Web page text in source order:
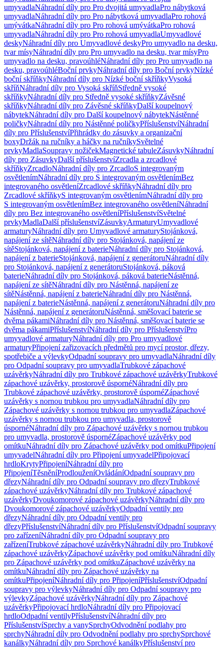
umyvadlaNáhradní díly pro Pro dvojitá umyvadlaPro nábytková
umyvadlaNáhradní díly pro Pro nábytková umyvadlaPro rohová
umývátkaNáhradní díly pro Pro rohová umývátkaPro rohová
umyvadlaNáhradní díly pro Pro rohová umyvadlaUmyvadlové
deskyNáhradní díly pro Umyvadlové deskyPro umyvadlo na desku,
tvar mísyNáhradní díly pro Pro umyvadlo na desku, tvar mísyPro
umyvadlo na desku, pravoúhléNáhradní díly pro Pro umyvadlo na
desku, pravoúhléBoční prvkyNáhradní díly pro Boční prvkyNízké
boční skříňkyNáhradní díly pro Nízké boční skříňkyVysoká
skříňNáhradní díly pro Vysoká skříňStředně vysoké
skříňkyNáhradní díly pro Středně vysoké skříňkyZávěsné
skříňkyNáhradní díly pro Závěsné skříňkyDalší koupelnový
nábytekNáhradní díly pro Další koupelnový nábytekNástěnné
poličkyNáhradní díly pro Nástěnné poličkyPříslušenstvíNáhradní
díly pro PříslušenstvíPřihrádky do zásuvky a organizační
boxyDržák na ručníky a háčky na ručníkySvětelné
prvkyMadlaSoupravy nožičekMagnetické tabuleZásuvkyNáhradní
díly pro ZásuvkyDalší příslušenstvíZrcadla a zrcadlové
skříňkyZrcadloNáhradní díly pro ZrcadloS integrovaným
osvětlenímNáhradní díly pro S integrovaným osvětlenímBez
integrovaného osvětleníZrcadlové skříňkyNáhradní díly pro
Zrcadlové skříňkyS integrovaným osvětlenímNáhradní díly pro
S integrovaným osvětlenímBez integrovaného osvětleníNáhradní
díly pro Bez integrovaného osvětleníPříslušenstvíSvětelné
prvkyMadlaDalší příslušenstvíZásuvkyArmaturyUmyvadlové
armaturyNáhradní díly pro Umyvadlové armaturyStojánková,
napájení ze sítěNáhradní díly pro Stojánková, napájení ze
sítěStojánková, napájení z baterieNáhradní díly pro Stojánková,
napájení z baterieStojánková, napájení z generátoruNáhradní díly
pro Stojánková, napájení z generátoruStojánková, páková
baterieNáhradní díly pro Stojánková, páková baterieNástěnná,
napájení ze sítěNáhradní díly pro Nástěnná, napájení ze
sítěNástěnná, napájení z baterieNáhradní díly pro Nástěnná,
napájení z baterieNástěnná, napájení z generátoruNáhradní díly pro
Nástěnná, napájení z generátoruNástěnná, směšovací baterie se
dvěma pákamiNáhradní díly pro Nástěnná, směšovací baterie se
dvěma pákamiPříslušenstvíNáhradní díly pro PříslušenstvíPro
umyvadlové armaturyNáhradní díly pro Pro umyvadlové
armaturyPřipojení zařizovacích předmětů pro mycí prostor, dřezy,
spotřebiče a výlevkyOdpadní soupravy pro umyvadlaNáhradní díly
pro Odpadní soupravy pro umyvadlaTrubkové zápachové
uzávěrkyNáhradní díly pro Trubkové zápachové uzávěrkyTrubkové
zápachové uzávěrky, prostorově úspornéNáhradní díly pro
Trubkové zápachové uzávěrky, prostorově úspornéZápachové
uzávěrky s nornou trubkou pro umyvadlaNáhradní díly pro
Zápachové uzávěrky s nornou trubkou pro umyvadlaZápachové
uzávěrky s nornou trubkou pro umyvadla, prostorově
úspornéNáhradní díly pro Zápachové uzávěrky s nornou trubkou
pro umyvadla, prostorově úspornéZápachové uzávěrky pod
omítkuNáhradní díly pro Zápachové uzávěrky pod omítkuPřipojení
umyvadelNáhradní díly pro Připojení umyvadelPřipojovací
hrdloKrytyPřipojeníNáhradní díly pro
PřipojeníTěsněníProdlouženíOvládáníOdpadní soupravy pro
dřezyNáhradní díly pro Odpadní soupravy pro dřezyTrubkové
zápachové uzávěrkyNáhradní díly pro Trubkové zápachové
uzávěrkyDvoukomorové zápachové uzávěrkyNáhradní díly pro
Dvoukomorové zápachové uzávěrkyOdpadní ventily pro
dřezyNáhradní díly pro Odpadní ventily pro
dřezyPříslušenstvíNáhradní díly pro PříslušenstvíOdpadní soupravy
pro zařízeníNáhradní díly pro Odpadní soupravy pro
zařízeníTrubkové zápachové uzávěrkyNáhradní díly pro Trubkové
zápachové uzávěrkyZápachové uzávěrky pod omítkuNáhradní díly
pro Zápachové uzávěrky pod omítkuZápachové uzávěrky na
omítkuNáhradní díly pro Zápachové uzávěrky na
omítkuPřipojeníNáhradní díly pro PřipojeníPříslušenstvíOdpadní
soupravy pro výlevkyNáhradní díly pro Odpadní soupravy pro
výlevkyZápachové uzávěrkyNáhradní díly pro Zápachové
uzávěrkyPřipojovací hrdloNáhradní díly pro Připojovací
hrdloOdpadní ventilyPříslušenstvíNáhradní díly pro
PříslušenstvíSprchy a vanySprchyOdvodnění podlahy pro
sprchyNáhradní díly pro Odvodnění podlahy pro sprchySprchové
kanálkyNáhradní díly pro Sprchové kanálkyPříslušenství pro